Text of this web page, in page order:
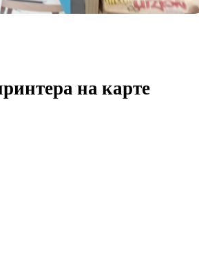
на карте